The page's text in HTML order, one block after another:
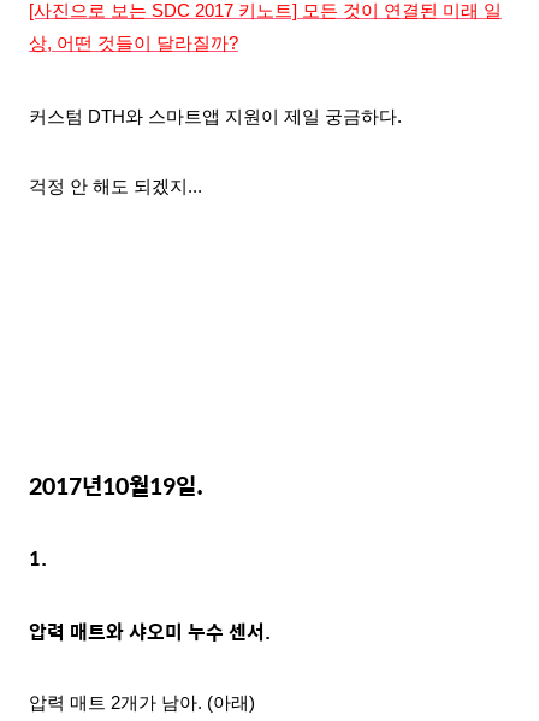
[사진으로 보는 SDC 2017 키노트] 모든 것이 연결된 미래 일
상, 어떤 것들이 달라질까?
커스텀 DTH와 스마트앱 지원이 제일 궁금하다.
걱정 안 해도 되겠지...
2017년10월19일.
1.
압력 매트와 샤오미 누수 센서.
압력 매트 2개가 남아. (아래)